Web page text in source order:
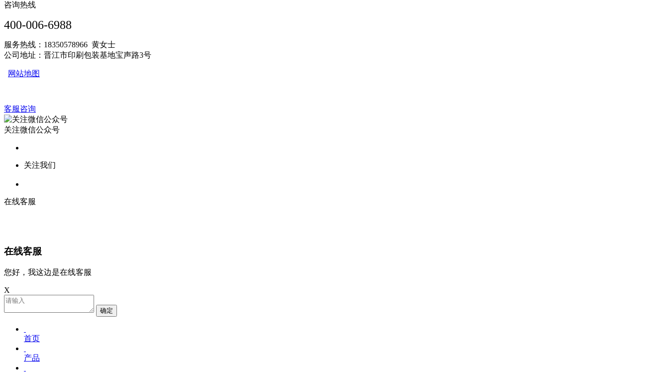
咨询热线
400-006-6988
服务热线：18350578966 黄女士
公司地址：晋江市印刷包装基地宝声路3号
网站地图
客服咨询
关注微信公众号
关注我们
在线客服
在线客服
您好，我这边是在线客服
X
确定
首页
产品